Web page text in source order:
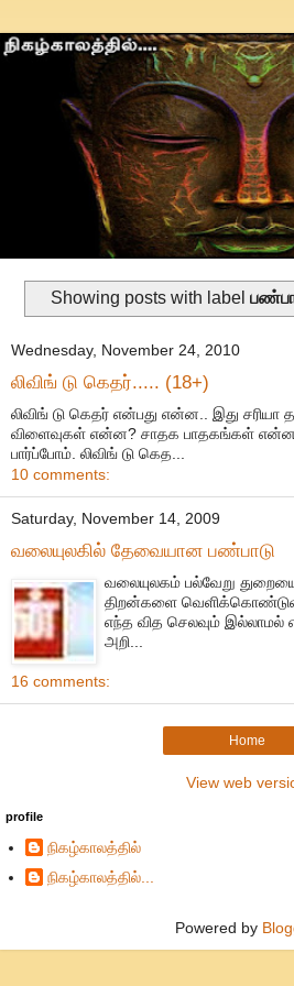
Showing posts with label
Wednesday, November 24, 2010
லிவிங் டு கெதர்..... (18+)
லிவிங் டு கெதர் என்பது என்ன.. இது
விளைவுகள் என்ன? சாதக பாதகங்கள்
பார்ப்போம். லிவிங் டு கெத...
10 comments:
Saturday, November 14, 2009
வலையுலகில் தேவையான பண்பாடு
வலையுலகம் பல்வேறு
திறன்களை
எந்த வித செலவும் இல்லாமல்
அறி...
16 comments:
Home
View web
profile
நிகழ்காலத்தில்
நிகழ்காலத்தில்...
Powered by